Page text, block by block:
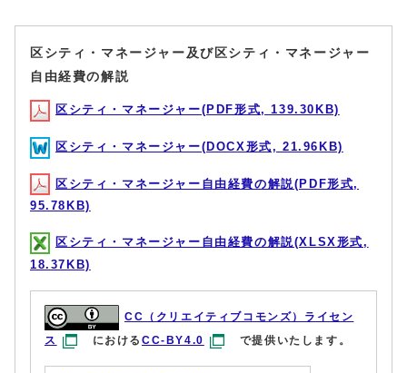
区シティ・マネージャー及び区シティ・マネージャー
自由経費の解説
区シティ・マネージャー(PDF形式, 139.30KB)
区シティ・マネージャー(DOCX形式, 21.96KB)
区シティ・マネージャー自由経費の解説(PDF形式,
95.78KB)
区シティ・マネージャー自由経費の解説(XLSX形式,
18.37KB)
CC（クリエイティブコモンズ）ライセン
ス
におけるCC-BY4.0 で提供いたします。